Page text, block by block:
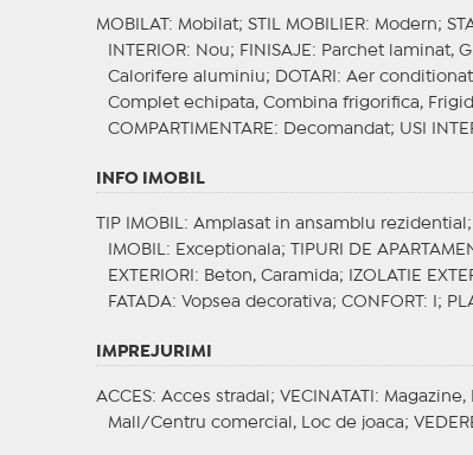
MOBILAT : Mobilat; STIL MOBILIER: Modern;
INTERIOR: Nou; FINISAJE : Parchet laminat,
Calorifere aluminiu;
DOTARI : Aer
Complet echipata, Combina frigorifica,
COMPARTIMENTARE : Decomandat; USI
INFO IMOBIL
TIP IMOBIL : Amplasat in ansamblu rezidential;
IMOBIL
: Exceptionala; TIPURI DE
EXTERIORI : Beton, Caramida; IZOLATIE
FATADA: Vopsea decorativa; CONFORT : I;
IMPREJURIMI
ACCES: Acces stradal; VECINATATI
: Magazine,
Mall/Centru comercial, Loc de joaca;